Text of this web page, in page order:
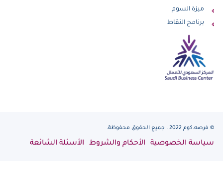
ميزة السوم
برنامج النقاط
© فرصه.كوم 2022 . جميع الحقوق محفوظة.
سياسة الخصوصية الأحكام والشروط الأسئلة الشائعة